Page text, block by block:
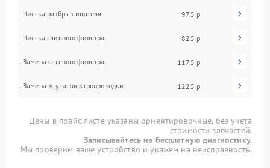
Чистка разбрызгивателя 975 р
Чистка сливного фильтра 825 р
Замена сетевого фильтра 1175 р
Замена жгута электропроводки 1225 р
Цены в прайс-листе указаны ориентировочные, без учета
стоимости запчастей.
Записывайтесь на бесплатную диагностику.
Мы проверим ваше устройство и укажем на неисправность.